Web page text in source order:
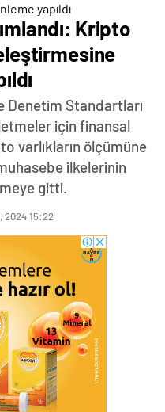
Kripto
Denetim Standartları
için finansal
varlıkların ölçümüne
ilkelerinin
gitti.
2024 15:22